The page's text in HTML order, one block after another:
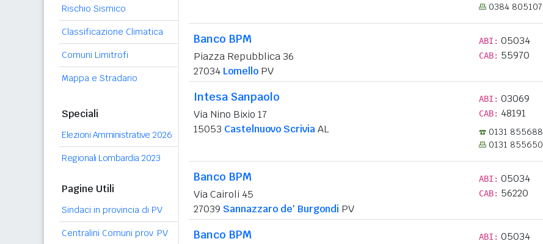
Rischio Sismico
Classificazione Climatica
Comuni Limitrofi
Mappa e Stradario
Speciali
Elezioni Amministrative 2026
Regionali Lombardia 2023
Pagine Utili
Sindaci in provincia di PV
Centralini Comuni prov. PV
0384 805107
Banco BPM
Piazza Repubblica 36
27034 Lomello PV
ABI: 05034
CAB: 55970
Intesa Sanpaolo
Via Nino Bixio 17
15053 Castelnuovo ScriviaAL
ABI: 03069
CAB: 48191
0131 855688
0131 855650
Banco BPM
Via Cairoli 45
27039 Sannazzaro de' Burgondi PV
ABI: 05034
CAB: 56220
Banco BPM ABI: 05034